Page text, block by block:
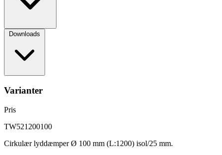
Downloads
Varianter
Pris
TW521200100
Cirkulær lyddæmper Ø 100 mm (L:1200) isol/25 mm.